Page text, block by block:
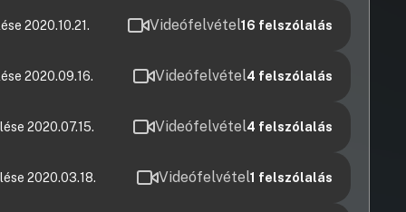
2020.10.21. Videófelvétel16 felszólalás
2020.09.16. Videófelvétel4 felszólalás
2020.07.15. Videófelvétel4 felszólalás
2020.03.18. Videófelvétel1 felszólalás